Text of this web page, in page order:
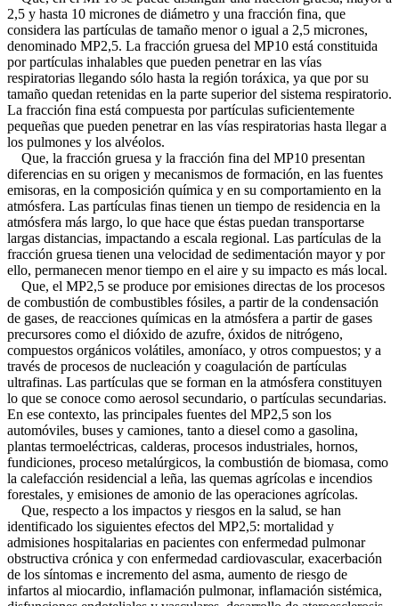
2,5 y hasta 10 micrones de diámetro y una fracción fina, que
considera las partículas de tamaño menor o igual a 2,5 micrones,
denominado MP2,5. La fracción gruesa del MP10 está constituida
por partículas inhalables que pueden penetrar en las vías
respiratorias llegando sólo hasta la región toráxica, ya que por su
tamaño quedan retenidas en la parte superior del sistema respiratorio.
La fracción fina está compuesta por partículas suficientemente
pequeñas que pueden penetrar en las vías respiratorias hasta llegar a
los pulmones y los alvéolos.
Que, la fracción gruesa y la fracción fina del MP10 presentan
diferencias en su origen y mecanismos de formación, en las fuentes
emisoras, en la composición química y en su comportamiento en la
atmósfera. Las partículas finas tienen un tiempo de residencia en la
atmósfera más largo, lo que hace que éstas puedan transportarse
largas distancias, impactando a escala regional. Las partículas de la
fracción gruesa tienen una velocidad de sedimentación mayor y por
ello, permanecen menor tiempo en el aire y su impacto es más local.
Que, el MP2,5 se produce por emisiones directas de los procesos
de combustión de combustibles fósiles, a partir de la condensación
de gases, de reacciones químicas en la atmósfera a partir de gases
precursores como el dióxido de azufre, óxidos de nitrógeno,
compuestos orgánicos volátiles, amoníaco, y otros compuestos; y a
través de procesos de nucleación y coagulación de partículas
ultrafinas. Las partículas que se forman en la atmósfera constituyen
lo que se conoce como aerosol secundario, o partículas secundarias.
En ese contexto, las principales fuentes del MP2,5 son los
automóviles, buses y camiones, tanto a diesel como a gasolina,
plantas termoeléctricas, calderas, procesos industriales, hornos,
fundiciones, proceso metalúrgicos, la combustión de biomasa, como
la calefacción residencial a leña, las quemas agrícolas e incendios
forestales, y emisiones de amonio de las operaciones agrícolas.
Que, respecto a los impactos y riesgos en la salud, se han
identificado los siguientes efectos del MP2,5: mortalidad y
admisiones hospitalarias en pacientes con enfermedad pulmonar
obstructiva crónica y con enfermedad cardiovascular, exacerbación
de los síntomas e incremento del asma, aumento de riesgo de
infartos al miocardio, inflamación pulmonar, inflamación sistémica,